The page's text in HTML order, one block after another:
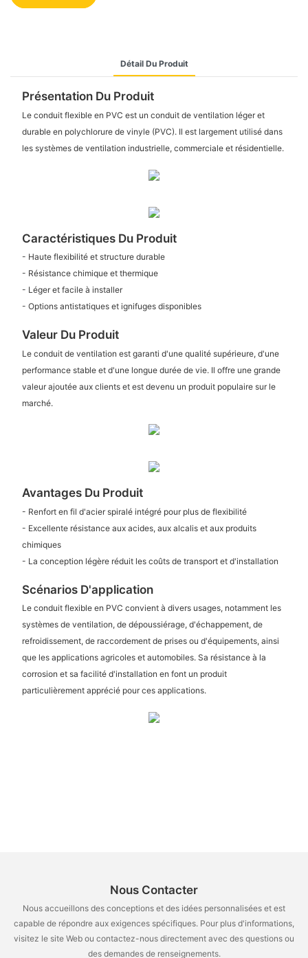
Détail Du Produit
Présentation Du Produit
Le conduit flexible en PVC est un conduit de ventilation léger et
durable en polychlorure de vinyle (PVC). Il est largement utilisé dans
les systèmes de ventilation industrielle, commerciale et résidentielle.
Caractéristiques Du Produit
- Haute flexibilité et structure durable
- Résistance chimique et thermique
- Léger et facile à installer
- Options antistatiques et ignifuges disponibles
Valeur Du Produit
Le conduit de ventilation est garanti d'une qualité supérieure, d'une
performance stable et d'une longue durée de vie. Il offre une grande
valeur ajoutée aux clients et est devenu un produit populaire sur le
marché.
Avantages Du Produit
- Renfort en fil d'acier spiralé intégré pour plus de flexibilité
- Excellente résistance aux acides, aux alcalis et aux produits
chimiques
- La conception légère réduit les coûts de transport et d'installation
Scénarios D'application
Le conduit flexible en PVC convient à divers usages, notamment les
systèmes de ventilation, de dépoussiérage, d'échappement, de
refroidissement, de raccordement de prises ou d'équipements, ainsi
que les applications agricoles et automobiles. Sa résistance à la
corrosion et sa facilité d'installation en font un produit
particulièrement apprécié pour ces applications.
Nous Contacter
Nous accueillons des conceptions et des idées personnalisées et est
capable de répondre aux exigences spécifiques. Pour plus d'informations,
visitez le site Web ou contactez-nous directement avec des questions ou
des demandes de renseignements.